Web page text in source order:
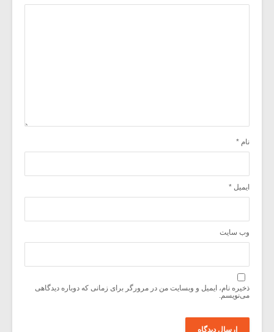
نام *
ایمیل *
وب‌ سایت
ذخیره نام، ایمیل و وبسایت من در مرورگر برای زمانی که دوباره دیدگاهی
می‌نویسم.